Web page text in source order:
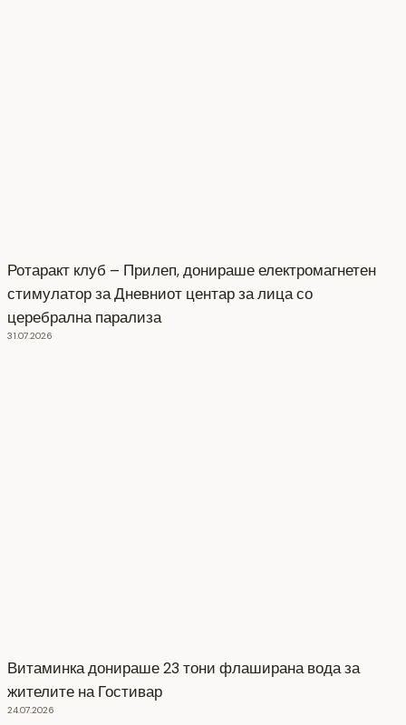
Ротаракт клуб – Прилеп, донираше електромагнетен
стимулатор за Дневниот центар за лица со
церебрална парализа
31.07.2026
Витаминка донираше 23 тони флаширана вода за
жителите на Гостивар
24.07.2026